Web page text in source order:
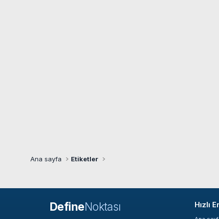
Ana sayfa Etiketler
DefineNoktası Hızlı